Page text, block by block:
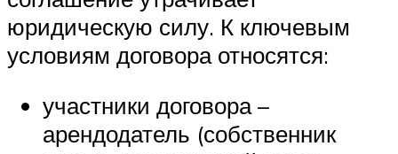
юридическую силу. К ключевым
условиям договора относятся:
участники договора –
арендодатель (собственник